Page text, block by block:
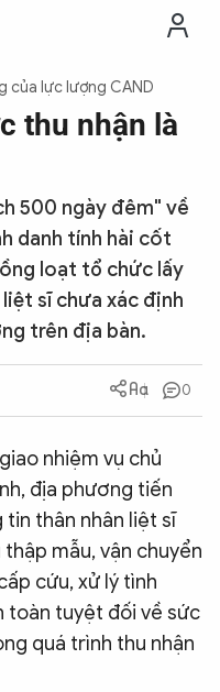
của lực lượng CAND
thu nhận là
500 ngày đêm" về
danh tính hài cốt
loạt tổ chức lấy
sĩ chưa xác định
trên địa bàn.
0
nhiệm vụ chủ
địa phương tiến
tin thân nhân liệt sĩ
mẫu, vận chuyển
cứu, xử lý tình
toàn tuyệt đối về sức
quá trình thu nhận